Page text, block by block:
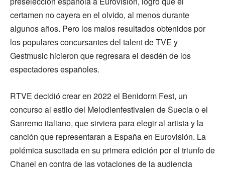
certamen no cayera en el olvido, al menos durante
algunos años. Pero los malos resultados obtenidos por
los populares concursantes del talent de TVE y
Gestmusic hicieron que regresara el desdén de los
espectadores españoles.
RTVE decidió crear en 2022 el Benidorm Fest, un
concurso al estilo del Melodienfestivalen de Suecia o el
Sanremo italiano, que sirviera para elegir al artista y la
canción que representaran a España en Eurovisión. La
polémica suscitada en su primera edición por el triunfo de
Chanel en contra de las votaciones de la audiencia